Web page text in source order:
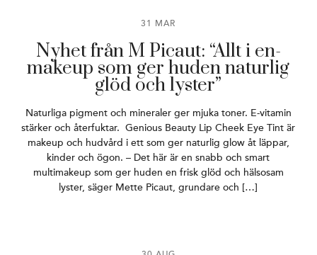
31 MAR
Nyhet från M Picaut: “Allt i en-
makeup som ger huden naturlig
glöd och lyster”
Naturliga pigment och mineraler ger mjuka toner. E-vitamin
stärker och återfuktar. Genious Beauty Lip Cheek Eye Tint är
makeup och hudvård i ett som ger naturlig glow åt läppar,
kinder och ögon. – Det här är en snabb och smart
multimakeup som ger huden en frisk glöd och hälsosam
lyster, säger Mette Picaut, grundare och […]